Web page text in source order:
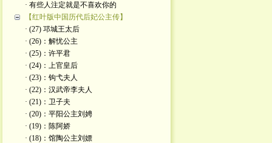
· 有些人注定就是不喜欢你的
【红叶版中国历代后妃公主传】
· (27) 邛城王太后
· (26)：解忧公主
· (25)：许平君
· (24)：上官皇后
· (23)：钩弋夫人
· (22)：汉武帝李夫人
· (21)：卫子夫
· (20)：平阳公主刘娉
· (19)：陈阿娇
· (18)：馆陶公主刘嫖